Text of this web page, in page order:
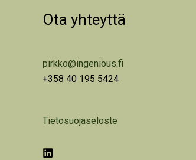
Ota yhteyttä
pirkko@ingenious.fi
+358 40 195 5424
Tietosuojaseloste